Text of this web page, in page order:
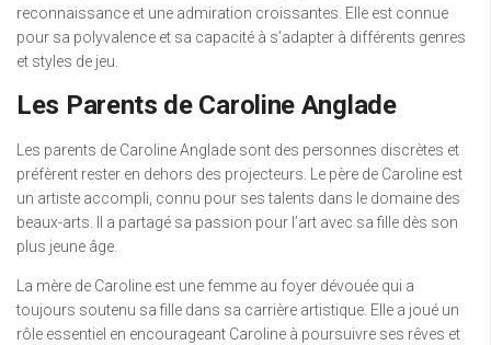
reconnaissance et une admiration croissantes. Elle est connue
pour sa polyvalence et sa capacité à s’adapter à différents genres
et styles de jeu.
Les Parents de Caroline Anglade
Les parents de Caroline Anglade sont des personnes discrètes et
préfèrent rester en dehors des projecteurs. Le père de Caroline est
un artiste accompli, connu pour ses talents dans le domaine des
beaux-arts. Il a partagé sa passion pour l’art avec sa fille dès son
plus jeune âge.
La mère de Caroline est une femme au foyer dévouée qui a
toujours soutenu sa fille dans sa carrière artistique. Elle a joué un
rôle essentiel en encourageant Caroline à poursuivre ses rêves et